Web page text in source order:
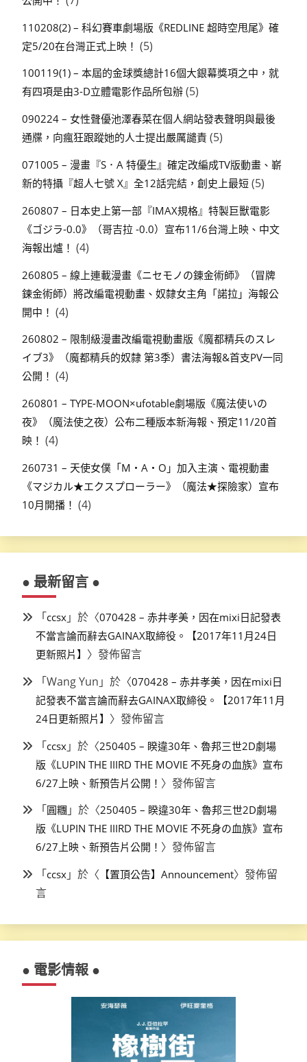
110208(2) – 科幻賽車劇場版《REDLINE 超時空甩尾》確
定5/20在台灣正式上映！ (5)
100119(1) – 本屆的金球獎總計16個大銀幕獎項之中，就
有四項是由3-D立體電影作品所包辦 (5)
090224 – 女性聲優池澤春菜在個人網站發表聲明與最後
通牒，向瘋狂跟蹤她的人士提出嚴厲譴責 (5)
071005 – 漫畫『S．A 特優生』確定改編成TV版動畫、嶄
新的特攝『超人七號 X』全12話完結，創史上最短 (5)
260807 – 日本史上第一部『IMAX規格』特製巨獸電影
《ゴジラ-0.0》（哥吉拉 -0.0）宣布11/6台灣上映、中文
海報出爐！ (4)
260805 – 線上連載漫畫《ニセモノの錬金術師》（冒牌
鍊金術師）將改編電視動畫、奴隸女主角「諾拉」海報公
開中！ (4)
260802 – 限制級漫畫改編電視動畫版《魔都精兵のスレ
イブ3》（魔都精兵的奴隸 第3季）書法海報&首支PV一同
公開！ (4)
260801 – TYPE-MOON×ufotable劇場版《魔法使いの
夜》（魔法使之夜）公布二種版本新海報、預定11/20首
映！ (4)
260731 – 天使女僕「M・A・O」加入主演、電視動畫
《マジカル★エクスプローラー》（魔法★探險家）宣布
10月開播！ (4)
● 最新留言 ●
「ccsx 」於〈070428 – 赤井孝美，因在mixi日記發表
不當言論而辭去GAINAX取締役。【2017年11月24日
更新照片】 〉發佈留言
「Wang Yun 」於〈070428 – 赤井孝美，因在mixi日
記發表不當言論而辭去GAINAX取締役。【2017年11月
24日更新照片】 〉發佈留言
「ccsx 」於〈250405 – 睽違30年、魯邦三世2D劇場
版《LUPIN THE IIIRD THE MOVIE 不死身の血族》宣布
6/27上映、新預告片公開！ 〉發佈留言
「圓糰 」於〈250405 – 睽違30年、魯邦三世2D劇場
版《LUPIN THE IIIRD THE MOVIE 不死身の血族》宣布
6/27上映、新預告片公開！ 〉發佈留言
「ccsx 」於〈 【置頂公告】Announcement〉發佈留
言
● 電影情報 ●